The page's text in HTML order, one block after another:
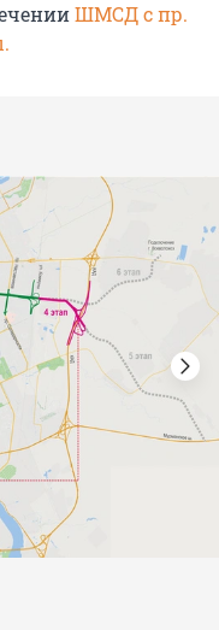
ШМСД с пр.